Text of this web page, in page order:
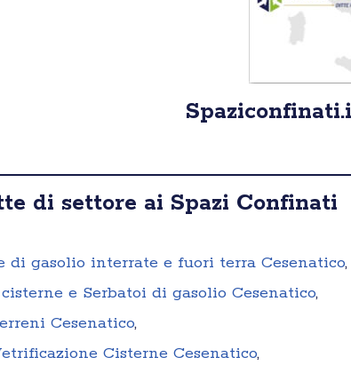
di settore ai Spazi Confinati
di gasolio interrate e fuori terra Cesenatico,
e Serbatoi di gasolio Cesenatico,
Cesenatico,
Cisterne Cesenatico,